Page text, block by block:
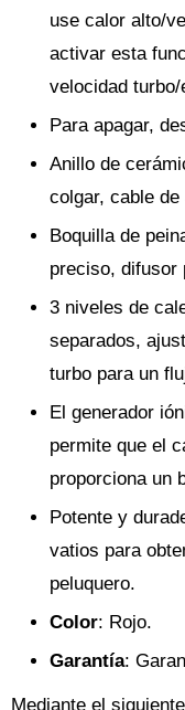
use calor alto/
activar esta
velocidad
Para apagar,
Anillo de
colgar, cable
Boquilla de
preciso, difusor
3 niveles de
separados,
turbo para un
El generador
permite que el
proporciona un
Potente y
vatios para
peluquero.
Color: Rojo.
Garantía:
Mediante el